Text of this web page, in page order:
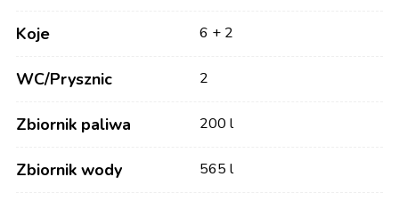
Koje 6 + 2
WC/Prysznic 2
Zbiornik paliwa 200 l
Zbiornik wody 565 l